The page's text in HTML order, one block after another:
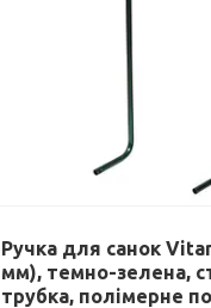
Ручка для санок
мм), темно-зелена,
трубка, полімерне